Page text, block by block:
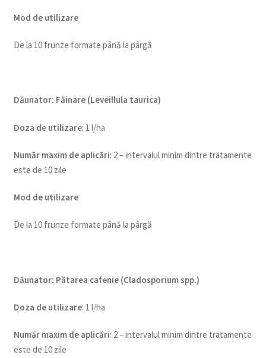
Mod de utilizare
De la 10 frunze formate până la pârgă
Dăunator: Făinare (Leveillula taurica)
Doza de utilizare: 1 l/ha
Număr maxim de aplicări: 2 – intervalul minim dintre tratamente
este de 10 zile
Mod de utilizare
De la 10 frunze formate până la pârgă
Dăunator: Pătarea cafenie (Cladosporium spp.)
Doza de utilizare: 1 l/ha
Număr maxim de aplicări: 2 – intervalul minim dintre tratamente
este de 10 zile